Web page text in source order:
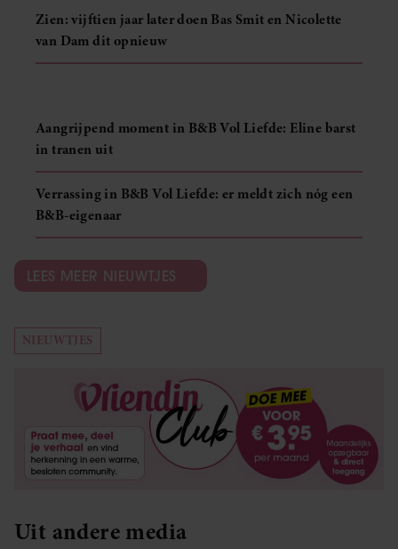
Zien: vijftien jaar later doen Bas Smit en Nicolette
van Dam dit opnieuw
Aangrijpend moment in B&B Vol Liefde: Eline barst
in tranen uit
Verrassing in B&B Vol Liefde: er meldt zich nóg een
B&B-eigenaar
LEES MEER NIEUWTJES
NIEUWTJES
Uit andere media